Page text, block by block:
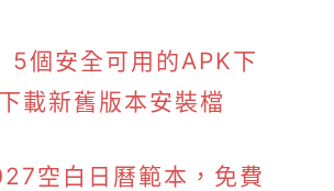
5個安全可用的APK下
載新舊版本安裝檔
空白日曆範本，免費